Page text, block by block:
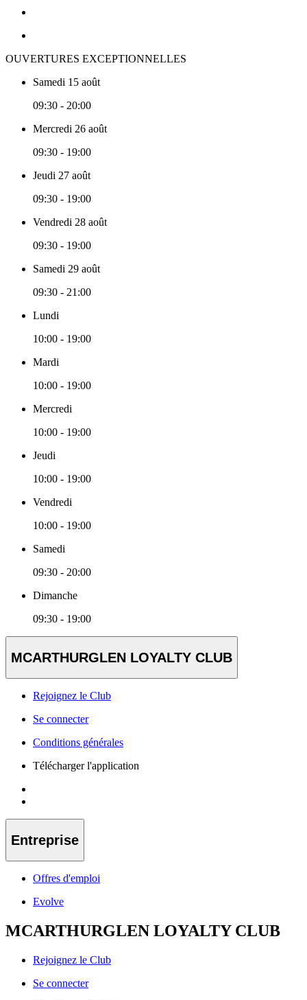
OUVERTURES EXCEPTIONNELLES
Samedi 15 août
09:30 - 20:00
Mercredi 26 août
09:30 - 19:00
Jeudi 27 août
09:30 - 19:00
Vendredi 28 août
09:30 - 19:00
Samedi 29 août
09:30 - 21:00
Lundi
10:00 - 19:00
Mardi
10:00 - 19:00
Mercredi
10:00 - 19:00
Jeudi
10:00 - 19:00
Vendredi
10:00 - 19:00
Samedi
09:30 - 20:00
Dimanche
09:30 - 19:00
MCARTHURGLEN LOYALTY CLUB
Rejoignez le Club
Se connecter
Conditions générales
Télécharger l'application
Entreprise
Offres d'emploi
Evolve
MCARTHURGLEN LOYALTY CLUB
Rejoignez le Club
Se connecter